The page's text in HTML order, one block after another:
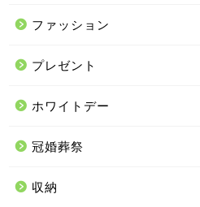
ファッション
プレゼント
ホワイトデー
冠婚葬祭
収納